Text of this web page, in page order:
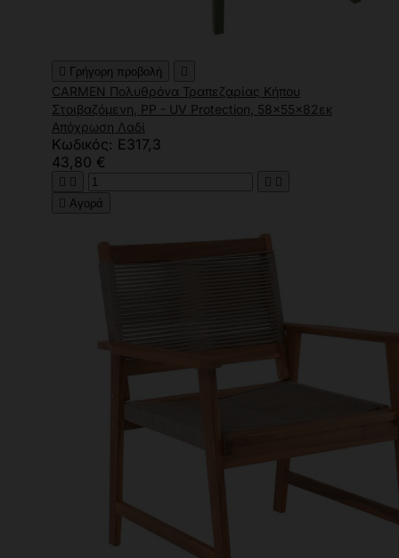
 Γρήγορη προβολή 
CARMEN Πολυθρόνα Τραπεζαρίας Κήπου
Στοιβαζόμενη, PP - UV Protection, 58x55x82εκ
Απόχρωση Λαδί
Κωδικός: Ε317,3
43,80 €
   
 Αγορά